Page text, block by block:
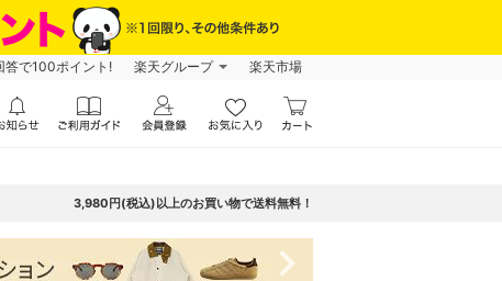
答で100ポイント! 楽天グループ 楽天市場
3,980円(税込)以上のお買い物で送料無料！
navigate_next